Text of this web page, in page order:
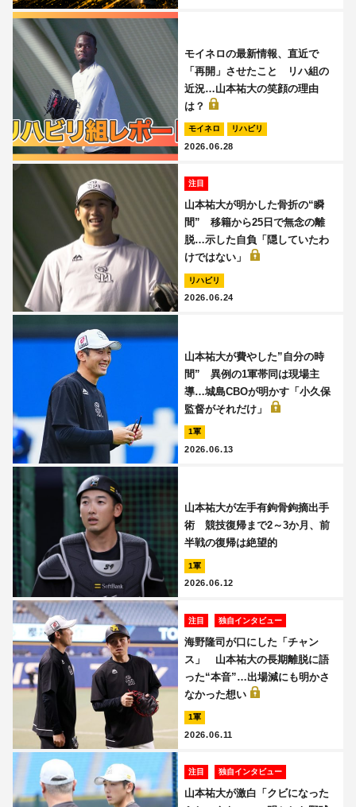
モイネロの最新情報、直近で
「再開」させたこと リハ組の
近況…山本祐大の笑顔の理由
は？
モイネロ リハビリ
2026.06.28
注目
山本祐大が明かした骨折の“瞬
間” 移籍から25日で無念の離
脱…示した自負「隠していたわ
けではない」
リハビリ
2026.06.24
山本祐大が費やした”自分の時
間” 異例の1軍帯同は現場主
導…城島CBOが明かす「小久保
監督がそれだけ」
1軍
2026.06.13
山本祐大が左手有鉤骨鉤摘出手
術 競技復帰まで2～3か月、前
半戦の復帰は絶望的
1軍
2026.06.12
注目 独自インタビュー
海野隆司が口にした「チャン
ス」 山本祐大の長期離脱に語
った“本音”…出場減にも明かさ
なかった想い
1軍
2026.06.11
注目 独自インタビュー
山本祐大が激白「クビになった